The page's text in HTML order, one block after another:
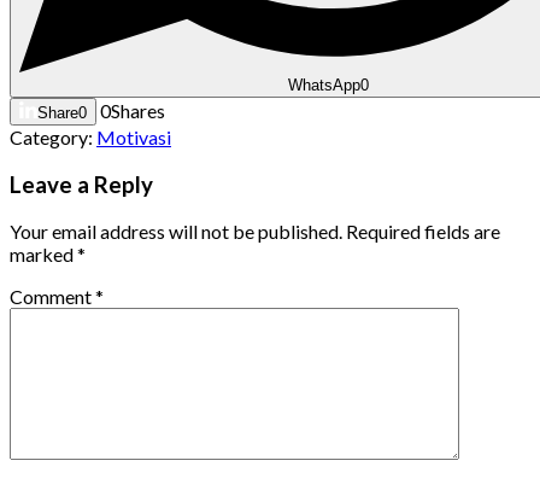
WhatsApp0
Share0 0Shares
Category: Motivasi
Leave a Reply
Your email address will not be published. Required fields are
marked*
Comment*